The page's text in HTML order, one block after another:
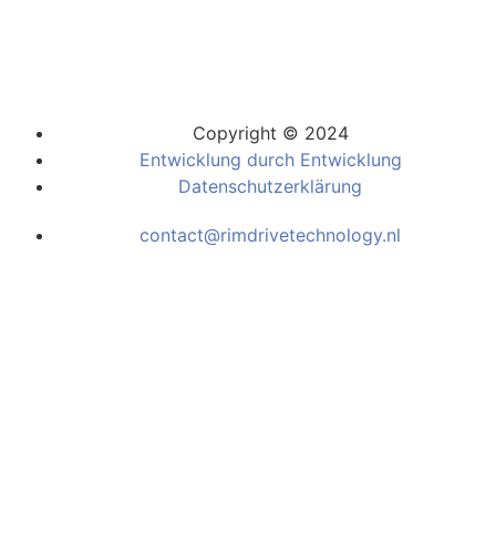
Copyright © 2024
Entwicklung durch Entwicklung
Datenschutzerklärung
contact@rimdrivetechnology.nl